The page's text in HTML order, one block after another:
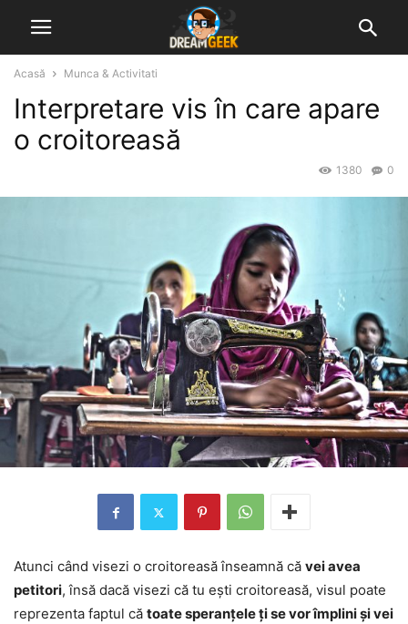
Acasă Munca & Activitati
Interpretare vis în care apare
o croitoreasă
0
1380
Atunci când visezi o croitoreasă înseamnă că vei avea
petitori, însă dacă visezi că tu ești croitoreasă, visul poate
reprezenta faptul că toate speranțele ți se vor împlini și vei